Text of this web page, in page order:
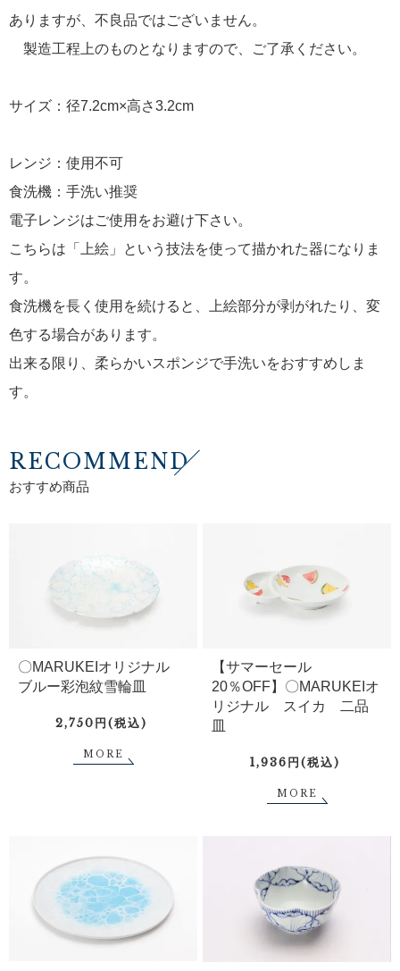
ありますが、不良品ではございません。
製造工程上のものとなりますので、ご了承ください。
サイズ：径7.2cm×高さ3.2cm
レンジ：使用不可
食洗機：手洗い推奨
電子レンジはご使用をお避け下さい。
こちらは「上絵」という技法を使って描かれた器になりま
す。
食洗機を長く使用を続けると、上絵部分が剥がれたり、変
色する場合があります。
出来る限り、柔らかいスポンジで手洗いをおすすめしま
す。
RECOMMEND
おすすめ商品
〇MARUKEIオリジナル
ブルー彩泡紋雪輪皿
2,750円(税込)
MORE
【サマーセール
20％OFF】〇MARUKEIオ
リジナル スイカ 二品
皿
1,936円(税込)
MORE